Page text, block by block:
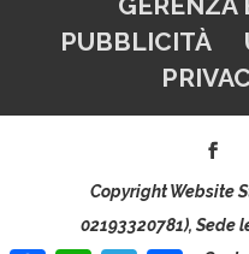
PUBBLICITÀ
Copyright Website
02193320781), Sede